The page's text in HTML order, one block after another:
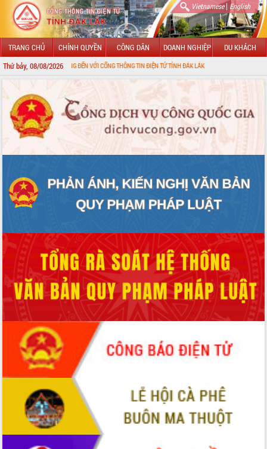
Vietnamese| English
TRANG CHỦ CHÍNH QUYỀN CÔNG DÂN DOANH NGHIỆP DU KHÁCH
Thứ bảy, 08/08/2026
CHÀO MỪNG ĐẾN VỚI CỔNG THÔNG TIN ĐIỆN TỬ TỈNH ĐẮK LẮK
LÃNH ĐẠO UBND TỈNH
TIN TỨC SỰ KIỆN
UBND CÁC XÃ, PHƯỜNG
THÔNG TIN CHỈ ĐẠO ĐIỀU HÀNH
HỆ THỐNG VĂN BẢN
VĂN BẢN HĐND TỈNH
ĐIỂM TIN VĂN BẢN
QUY HOẠCH - KẾ HOẠCH